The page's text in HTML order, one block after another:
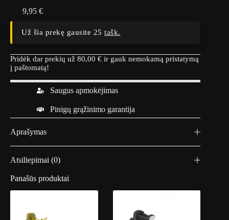
9,95€
Už šia prekę gausite 25 tašk.
Pridėk dar prekių už 80,00 € ir gauk nemokamą pristatymą
į paštomatą!
Saugus apmokėjimas
Pinigų grąžinimo garantija
Aprašymas
Atsiliepimai (0)
Panašūs produktai